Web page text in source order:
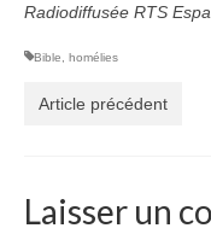
Radiodiffusée RTS
Bible homélies
Article précédent
Laisser un